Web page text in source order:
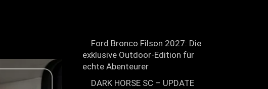
Ford Bronco Filson 2027: Die
exklusive Outdoor-Edition für
echte Abenteurer
DARK HORSE SC – UPDATE